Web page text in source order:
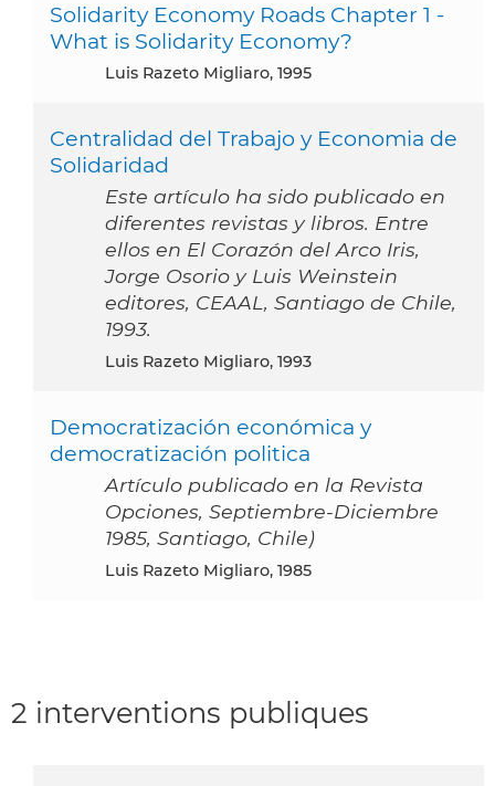
Solidarity Economy Roads Chapter 1 -
What is Solidarity Economy?
Luis Razeto Migliaro, 1995
Centralidad del Trabajo y Economia de
Solidaridad
Este artículo ha sido publicado en
diferentes revistas y libros. Entre
ellos en El Corazón del Arco Iris,
Jorge Osorio y Luis Weinstein
editores, CEAAL, Santiago de Chile,
1993.
Luis Razeto Migliaro, 1993
Democratización económica y
democratización politica
Artículo publicado en la Revista
Opciones, Septiembre-Diciembre
1985, Santiago, Chile)
Luis Razeto Migliaro, 1985
2 interventions publiques